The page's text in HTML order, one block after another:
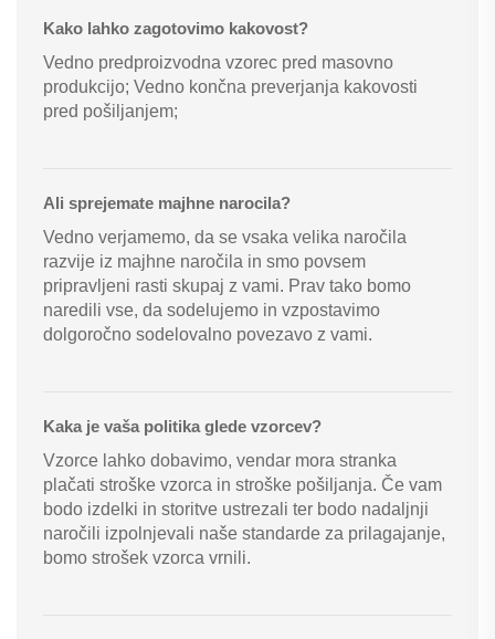
Kako lahko zagotovimo kakovost?
Vedno predproizvodna vzorec pred masovno
produkcijo; Vedno končna preverjanja kakovosti
pred pošiljanjem;
Ali sprejemate majhne narocila?
Vedno verjamemo, da se vsaka velika naročila
razvije iz majhne naročila in smo povsem
pripravljeni rasti skupaj z vami. Prav tako bomo
naredili vse, da sodelujemo in vzpostavimo
dolgoročno sodelovalno povezavo z vami.
Kaka je vaša politika glede vzorcev?
Vzorce lahko dobavimo, vendar mora stranka
plačati stroške vzorca in stroške pošiljanja. Če vam
bodo izdelki in storitve ustrezali ter bodo nadaljnji
naročili izpolnjevali naše standarde za prilagajanje,
bomo strošek vzorca vrnili.